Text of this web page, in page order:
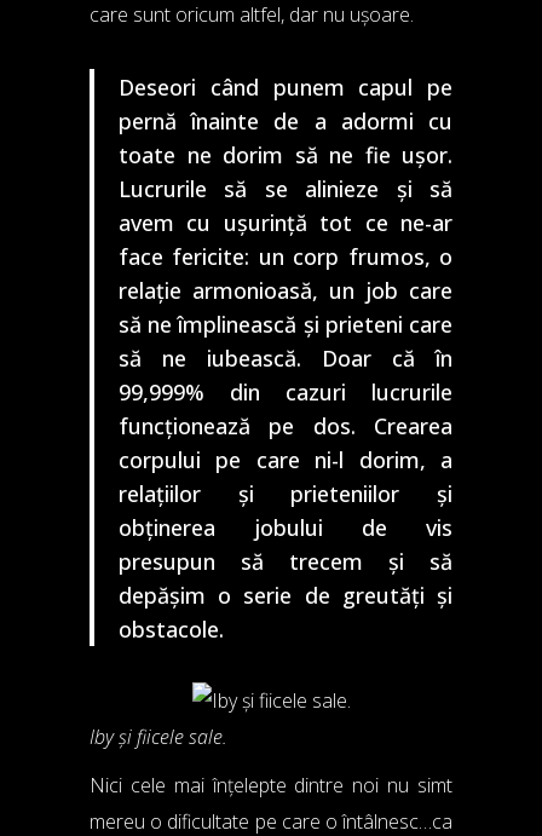
care sunt oricum altfel, dar nu ușoare.
Deseori când punem capul pe
pernă înainte de a adormi cu
toate ne dorim să ne fie ușor.
Lucrurile să se alinieze și să
avem cu ușurință tot ce ne-ar
face fericite: un corp frumos, o
relație armonioasă, un job care
să ne împlinească și prieteni care
să ne iubească. Doar că în
99,999% din cazuri lucrurile
funcționează pe dos. Crearea
corpului pe care ni-l dorim, a
relațiilor și prieteniilor și
obținerea jobului de vis
presupun să trecem și să
depășim o serie de greutăți și
obstacole.
Iby și fiicele sale.
Nici cele mai înțelepte dintre noi nu simt
mereu o dificultate pe care o întâlnesc…ca